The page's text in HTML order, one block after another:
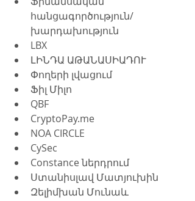
հանցագործություն/
խարդախություն
LBX
ԼԻՆԴԱ ԱԹԱՆԱՍԻԱԴՈՒ
Փողերի լվացում
Ֆիլ Միլո
QBF
CryptoPay.me
NOA CIRCLE
CySec
Constance ներդրում
Ստանիսլավ Մատյուխին
Զելիմխան Մունաև